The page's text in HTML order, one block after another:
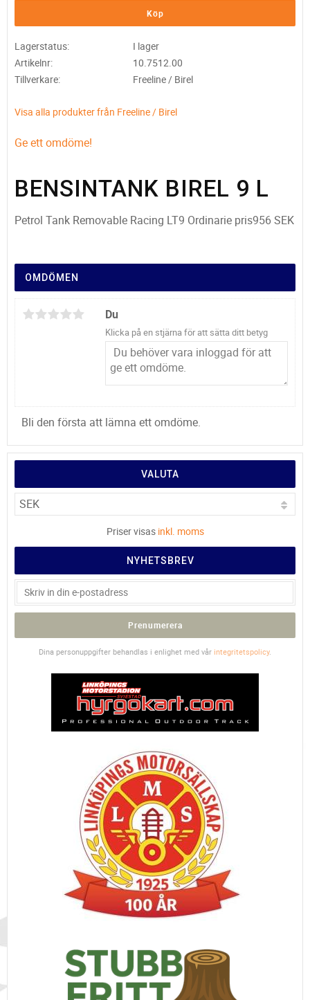
Köp
Lagerstatus
I lager
Artikelnr
10.7512.00
Tillverkare
Freeline / Birel
Visa alla produkter från Freeline / Birel
Ge ett omdöme!
BENSINTANK BIREL 9 L
Petrol Tank Removable Racing LT9 Ordinarie pris956 SEK
OMDÖMEN
Du
Klicka på en stjärna för att sätta ditt betyg
Bli den första att lämna ett omdöme.
VALUTA
Priser visas inkl. moms
NYHETSBREV
Prenumerera
Dina personuppgifter behandlas i enlighet med vår integritetspolicy.